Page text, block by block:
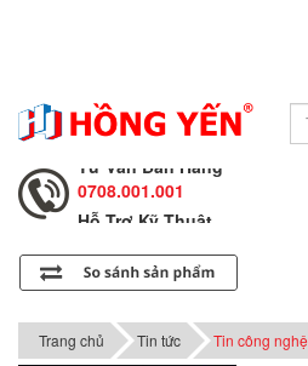
0708.002.002
Tư Vấn Bán Hàng
0708.001.001
Hỗ Trợ Kỹ Thuật
0708.002.002
Tư Vấn Bán Hàng
0708.001.001
Trang chủ Tin tức Tin công nghệ